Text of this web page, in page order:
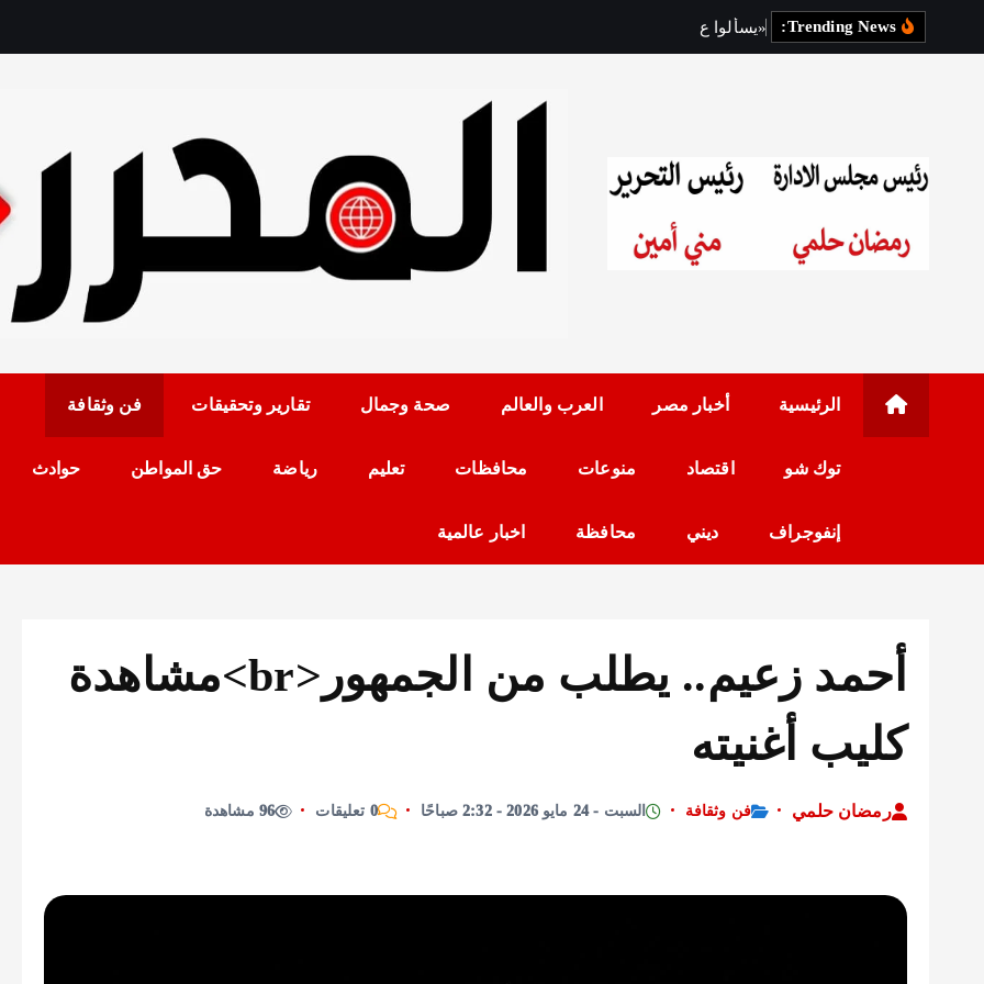
م
«يسألو ع
رئيس مجلس الإدارة: رمضان حلمي رئيس
الرئيسية أخبار مصر العرب والعالم صحة وجمال تقارير وتحقيقات فن وثقافة
توك شو اقتصاد منوعات محافظات تعليم رياضة حق المواطن حوادث
إنفوجراف ديني محافظة اخبار عالمية
أحمد زعيم.. يطلب من الجمهور<br>مشاهدة
كليب أغنيته
رمضان حلمي فن وثقافة السبت - 24 مايو 2026 - 2:32 صباحًا 0 تعليقات 96 مشاهدة